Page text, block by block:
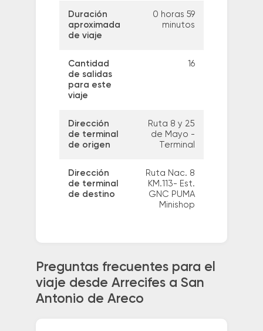
Duración
aproximada
de viaje
0 horas 59
minutos
Cantidad
de salidas
para este
viaje
16
Dirección
de terminal
de origen
Ruta 8 y 25
de Mayo -
Terminal
Dirección
de terminal
de destino
Ruta Nac. 8
KM.113- Est.
GNC PUMA
Minishop
Preguntas frecuentes para el
viaje desde Arrecifes a San
Antonio de Areco